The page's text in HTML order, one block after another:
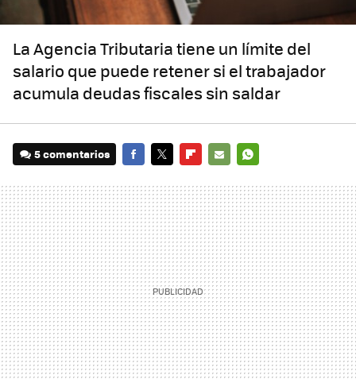
La Agencia Tributaria tiene un límite del
salario que puede retener si el trabajador
acumula deudas fiscales sin saldar
5 comentarios
MAIL